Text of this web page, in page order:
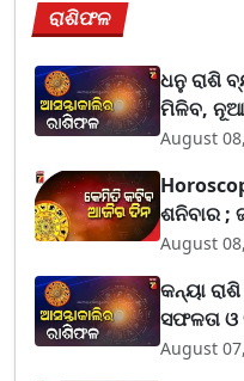
ରାଶିଫଳ
ଧନୁ ରାଶି
ମିଳିବ, ନୂଆ
August
ଶନିବାର ;
August
କନ୍ୟା
ସଫଳତା ଓ
August